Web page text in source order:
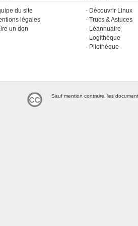
du site
légales
un don
Découvrir Linux
Trucs & Astuces
Léannuaire
Logithèque
Pilothèque
Sauf mention contraire, les